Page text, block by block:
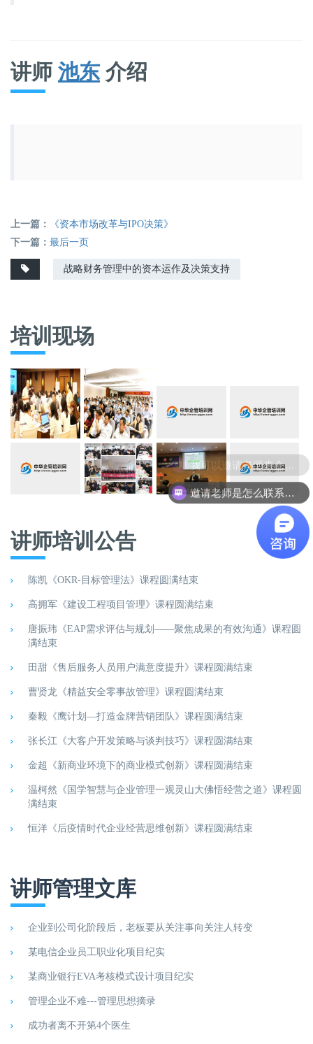
讲师 池东 介绍
上一篇：
《资本市场改革与IPO决策》
下一篇： 最后一页
战略财务管理中的资本运作及决策支持
培训现场
讲师培训公告
陈凯《OKR-目标管理法》课程圆满结束
高拥军《建设工程项目管理》课程圆满结束
唐振玮《EAP需求评估与规划——聚焦成果的有效沟通》课程圆
满结束
田甜《售后服务人员用户满意度提升》课程圆满结束
曹贤龙《精益安全零事故管理》课程圆满结束
秦毅《鹰计划—打造金牌营销团队》课程圆满结束
张长江《大客户开发策略与谈判技巧》课程圆满结束
金超《新商业环境下的商业模式创新》课程圆满结束
温柯然《国学智慧与企业管理一观灵山大佛悟经营之道》课程圆
满结束
恒洋《后疫情时代企业经营思维创新》课程圆满结束
讲师管理文库
企业到公司化阶段后，老板要从关注事向关注人转变
某电信企业员工职业化项目纪实
某商业银行EVA考核模式设计项目纪实
管理企业不难---管理思想摘录
成功者离不开第4个医生